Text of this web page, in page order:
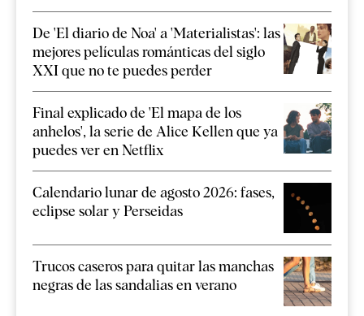
De 'El diario de Noa' a 'Materialistas': las
mejores películas románticas del siglo
XXI que no te puedes perder
Final explicado de 'El mapa de los
anhelos', la serie de Alice Kellen que ya
puedes ver en Netflix
Calendario lunar de agosto 2026: fases,
eclipse solar y Perseidas
Trucos caseros para quitar las manchas
negras de las sandalias en verano